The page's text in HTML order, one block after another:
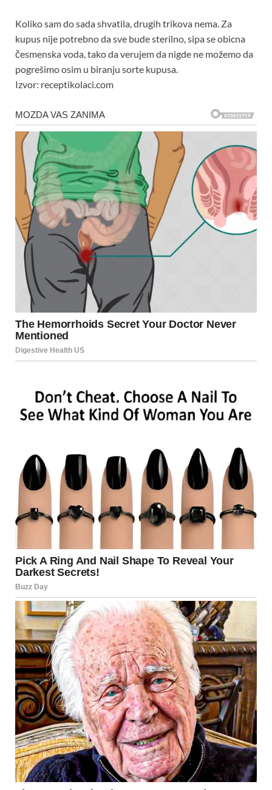
Koliko sam do sada shvatila, drugih trikova nema. Za
kupus nije potrebno da sve bude sterilno, sipa se obicna
česmenska voda, tako da verujem da nigde ne možemo da
pogrešimo osim u biranju sorte kupusa.
Izvor: receptikolaci.com